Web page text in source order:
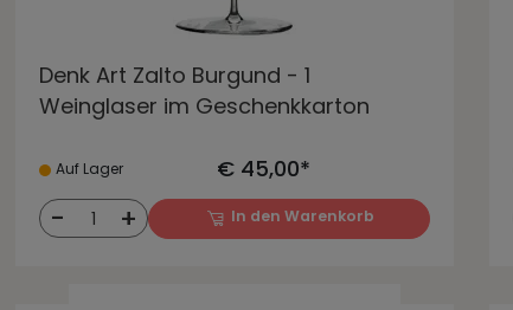
Denk Art Zalto Burgund - 1
Weinglaser im Geschenkkarton
Auf Lager € 45,00*
- 1 + In den Warenkorb